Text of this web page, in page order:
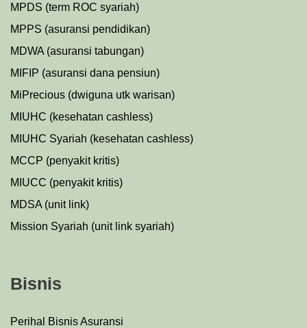
MPDS (term ROC syariah)
MPPS (asuransi pendidikan)
MDWA (asuransi tabungan)
MIFIP (asuransi dana pensiun)
MiPrecious (dwiguna utk warisan)
MIUHC (kesehatan cashless)
MIUHC Syariah (kesehatan cashless)
MCCP (penyakit kritis)
MIUCC (penyakit kritis)
MDSA (unit link)
Mission Syariah (unit link syariah)
Bisnis
Perihal Bisnis Asuransi